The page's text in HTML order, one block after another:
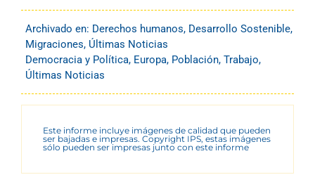
Archivado en: Derechos humanos, Desarrollo Sostenible,
Migraciones, Últimas Noticias
Democracia y Política, Europa, Población, Trabajo,
Últimas Noticias
Este informe incluye imágenes de calidad que pueden
ser bajadas e impresas. Copyright IPS, estas imágenes
sólo pueden ser impresas junto con este informe